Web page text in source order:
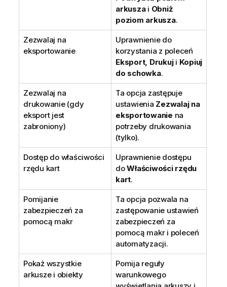
arkuszai Obniż
poziom arkusza.
Zezwalaj na
eksportowanie
Uprawnienie do
korzystania z poleceń
Eksport, Drukuji Kopiuj
do schowka.
Zezwalaj na
drukowanie (gdy
eksport jest
zabroniony)
Ta opcja zastępuje
ustawienia Zezwalaj na
eksportowanie na
potrzeby drukowania
(tylko).
Dostęp do właściwości
rzędu kart
Uprawnienie dostępu
doWłaściwości rzędu
kart.
Pomijanie
zabezpieczeń za
pomocą makr
Ta opcja pozwala na
zastępowanie ustawień
zabezpieczeń za
pomocą makr i poleceń
automatyzacji.
Pokaż wszystkie
arkusze i obiekty
Pomija reguły
warunkowego